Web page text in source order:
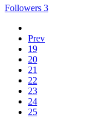
Followers 3
Prev
19
20
21
22
23
24
25